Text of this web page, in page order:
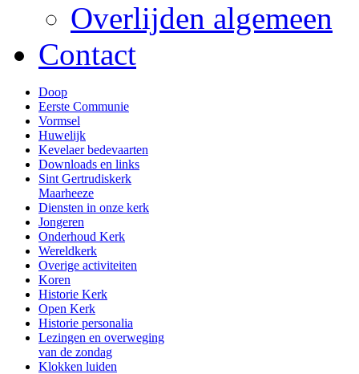
Overlijden algemeen
Contact
Doop
Eerste Communie
Vormsel
Huwelijk
Kevelaer bedevaarten
Downloads en links
Sint Gertrudiskerk
Maarheeze
Diensten in onze kerk
Jongeren
Onderhoud Kerk
Wereldkerk
Overige activiteiten
Koren
Historie Kerk
Open Kerk
Historie personalia
Lezingen en overweging
van de zondag
Klokken luiden